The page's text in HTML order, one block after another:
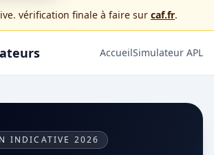
vérification finale à faire sur caf.fr.
AccueilSimulateur APL
INDICATIVE 2026